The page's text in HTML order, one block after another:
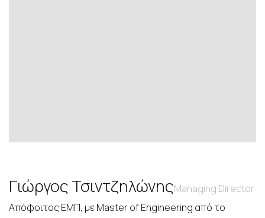
Γιώργος ΤσιντζηλώνηςManaging Director
Απόφοιτος ΕΜΠ, με Master of Engineering από το